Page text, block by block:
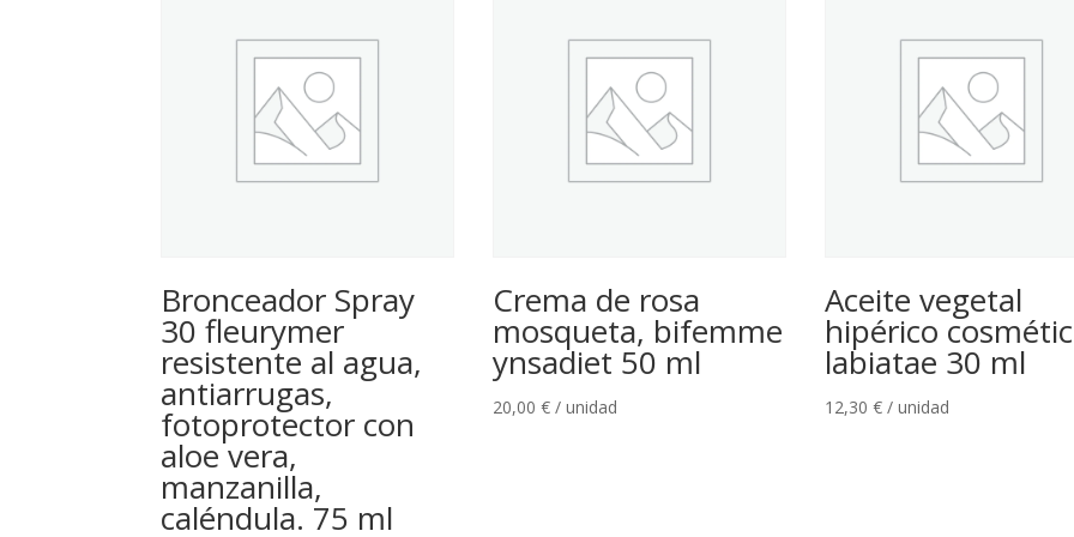
Bronceador Spray
30 fleurymer
resistente al agua,
antiarrugas,
fotoprotector con
aloe vera,
manzanilla,
caléndula. 75 ml
Crema de rosa
mosqueta, bifemme
ynsadiet 50 ml
20,00€ / unidad
Aceite vegetal
hipérico
labiatae 30 ml
12,30€ / unidad